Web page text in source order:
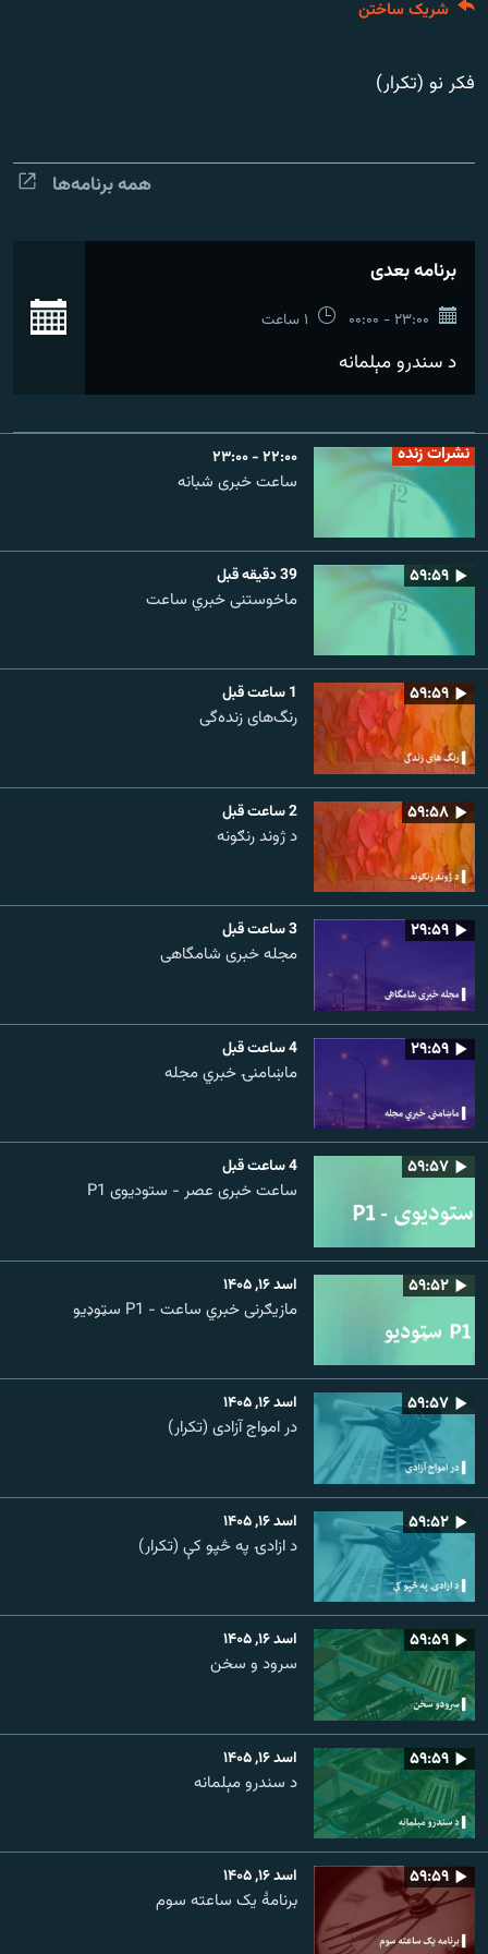
تماس
صفحه پشتو
همۀ سایت‌های رادیو آزادی/ رادیو اروپای آزاد
شریک ساختن
فکر نو (تکرار)
همه برنامه‌ها
برنامه بعدی
۲۳:۰۰ - ۰۰:۰۰ ۱ ساعت
د سندرو مېلمانه
نشرات زنده ۲۲:۰۰ - ۲۳:۰۰
ساعت خبری شبانه
۵۹:۵۹ 39 دقیقه قبل
ماخوستنی خبري ساعت
۵۹:۵۹ 1 ساعت قبل
رنگ‌های زنده‌گی
۵۹:۵۸ 2 ساعت قبل
د ژوند رنګونه
۲۹:۵۹ 3 ساعت قبل
مجله خبری شامگاهی
۲۹:۵۹ 4 ساعت قبل
ماښامنۍ خبري مجله
۵۹:۵۷ 4 ساعت قبل
ساعت خبری عصر - ستودیوی P1
۵۹:۵۲ اسد ۱۶, ۱۴۰۵
مازیګرنی خبري ساعت - P1 سټوډیو
۵۹:۵۷ اسد ۱۶, ۱۴۰۵
در امواج آزادی (تکرار)
۵۹:۵۲ اسد ۱۶, ۱۴۰۵
د ازادۍ په څپو کې (تکرار)
۵۹:۵۹ اسد ۱۶, ۱۴۰۵
سرود و سخن
۵۹:۵۹ اسد ۱۶, ۱۴۰۵
د سندرو مېلمانه
۵۹:۵۹ اسد ۱۶, ۱۴۰۵
برنامۀ یک ساعته سوم